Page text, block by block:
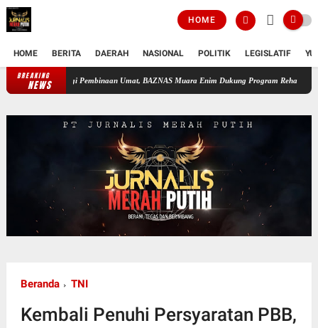
HOME
HOME BERITA DAERAH NASIONAL POLITIK LEGISLATIF
BREAKING
NEWS
Sinergi Pembinaan Umat, BAZNAS Muara Enim Dukung Program Rehabilitasi dan
Beranda TNI
Kembali Penuhi Persyaratan PBB,